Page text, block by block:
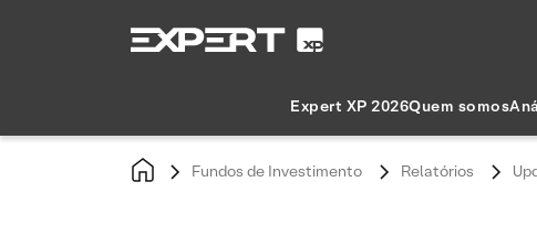
Expert XP 2026Quem somos
Fundos de Investimento Relatórios